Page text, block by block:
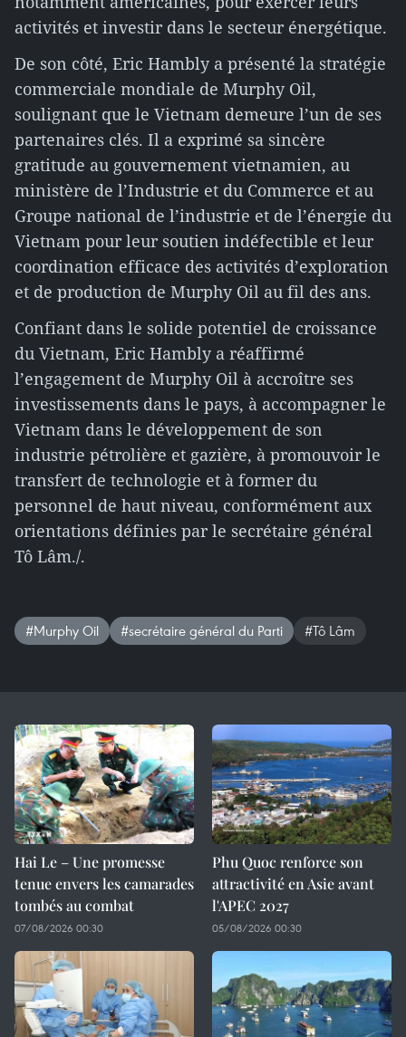
activités et investir dans le secteur énergétique.
De son côté, Eric Hambly a présenté la stratégie
commerciale mondiale de Murphy Oil,
soulignant que le Vietnam demeure l’un de ses
partenaires clés. Il a exprimé sa sincère
gratitude au gouvernement vietnamien, au
ministère de l’Industrie et du Commerce et au
Groupe national de l’industrie et de l’énergie du
Vietnam pour leur soutien indéfectible et leur
coordination efficace des activités d’exploration
et de production de Murphy Oil au fil des ans.
Confiant dans le solide potentiel de croissance
du Vietnam, Eric Hambly a réaffirmé
l’engagement de Murphy Oil à accroître ses
investissements dans le pays, à accompagner le
Vietnam dans le développement de son
industrie pétrolière et gazière, à promouvoir le
transfert de technologie et à former du
personnel de haut niveau, conformément aux
orientations définies par le secrétaire général
Tô Lâm./.
#Murphy Oil #secrétaire général du Parti #Tô Lâm
Hai Le – Une promesse
tenue envers les camarades
tombés au combat
07/08/2026 00:30
Phu Quoc renforce son
attractivité en Asie avant
l'APEC 2027
05/08/2026 00:30